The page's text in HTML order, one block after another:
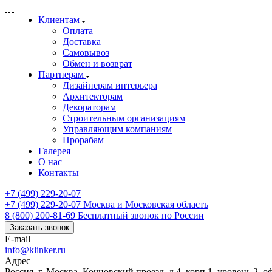
Клиентам
Оплата
Доставка
Самовывоз
Обмен и возврат
Партнерам
Дизайнерам интерьера
Архитекторам
Декораторам
Строительным организациям
Управляющим компаниям
Прорабам
Галерея
О нас
Контакты
+7 (499) 229-20-07
+7 (499) 229-20-07 Москва и Московская область
8 (800) 200-81-69 Бесплатный звонок по России
Заказать звонок
E-mail
info@klinker.ru
Адрес